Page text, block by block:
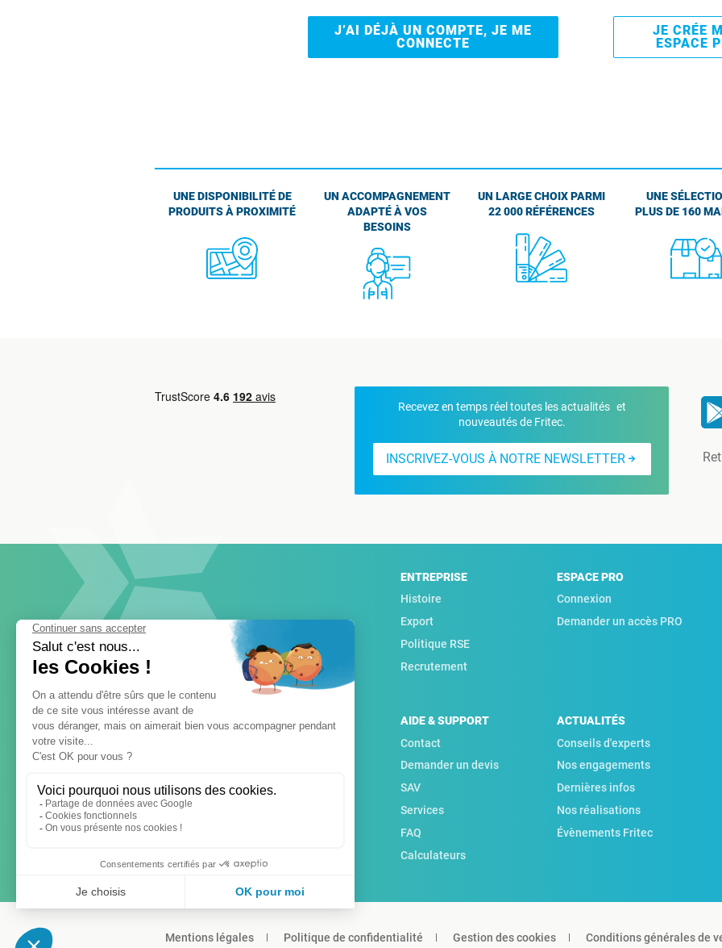
J’AI DÉJÀ UN COMPTE, JE ME
CONNECTE
JE CRÉE
ESPACE
UNE DISPONIBILITÉ DE
PRODUITS À PROXIMITÉ
UN ACCOMPAGNEMENT
ADAPTÉ À VOS
BESOINS
UN LARGE CHOIX PARMI
22 000 RÉFÉRENCES
UNE
PLUS DE 160
Recevez en temps réel toutes les actualités et
nouveautés de Fritec.
INSCRIVEZ-VOUS À NOTRE NEWSLETTER
ENTREPRISE
Histoire
Export
Politique RSE
Recrutement
ESPACE PRO
Connexion
Demander un accès PRO
AIDE & SUPPORT
Contact
Demander un devis
SAV
Services
FAQ
Calculateurs
ACTUALITÉS
Conseils d'experts
Nos engagements
Dernières infos
Nos réalisations
Évènements Fritec
Mentions légales Politique de confidentialité Gestion des cookies Conditions générales de